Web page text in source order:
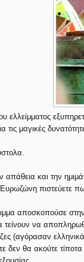
ελλείμματος
τις μαγικές
απάθεια και την
πιστεύετε
αποσκοπούσε
να
(αγόρασαν
δεν θα ακούτε